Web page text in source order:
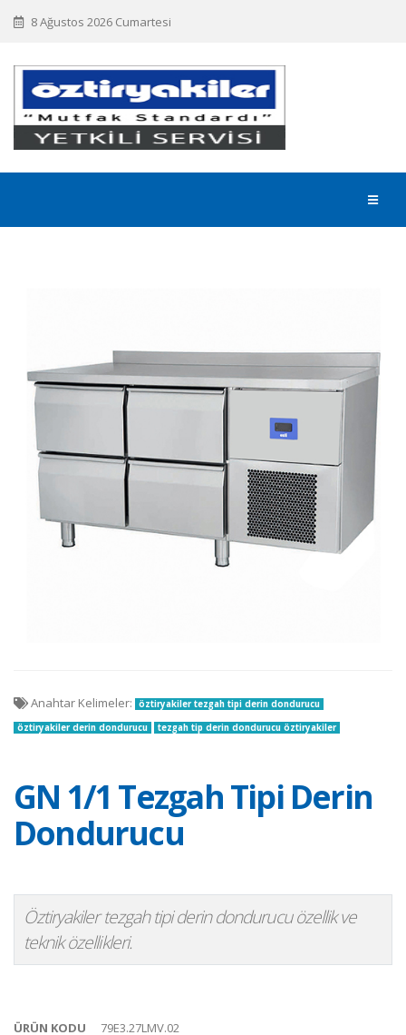
8 Ağustos 2026 Cumartesi
GN 1/1 Tezgah Tipi Derin
Dondurucu
Öztiryakiler tezgah tipi derin dondurucu özellik ve
teknik özellikleri.
ÜRÜN KODU 79E3.27LMV.02
Anahtar Kelimeler:
öztiryakiler tezgah tipi derin dondurucu
öztiryakiler derin dondurucu
tezgah tip derin dondurucu öztiryakiler